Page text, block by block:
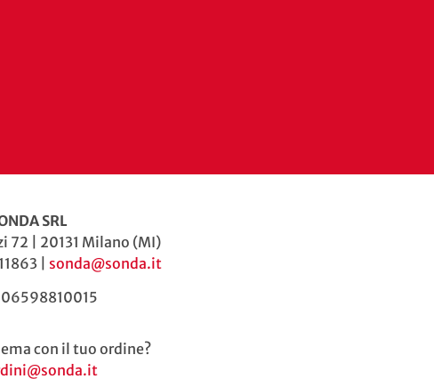
SRL
72 | 20131 Milano (MI)
| sonda@sonda.it
con il tuo ordine?